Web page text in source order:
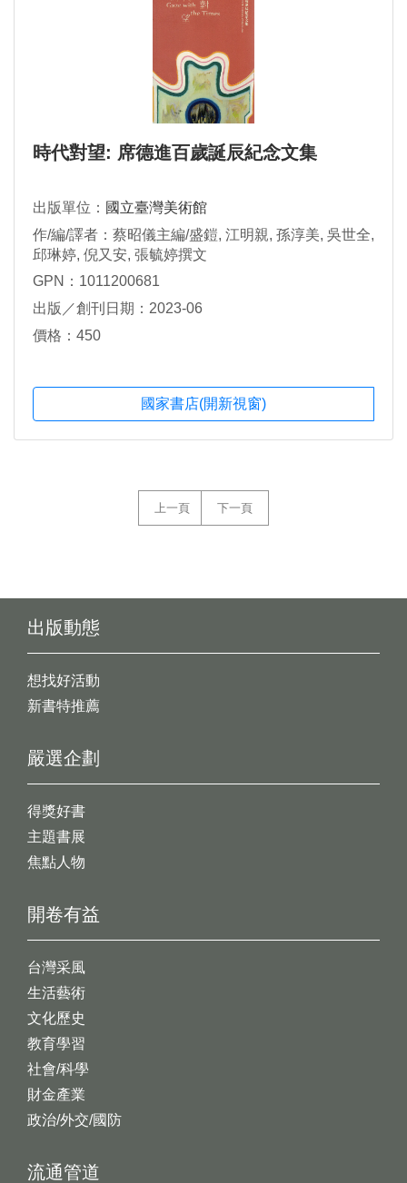
時代對望: 席德進百歲誕辰紀念文集
出版單位： 國立臺灣美術館
作/編/譯者：蔡昭儀主編/盛鎧, 江明親, 孫淳美, 吳世全,
邱琳婷, 倪又安, 張毓婷撰文
GPN：1011200681
出版／創刊日期：2023-06
價格：450
國家書店(開新視窗)
上一頁 下一頁
出版動態
想找好活動
新書特推薦
開卷有益
台灣采風
生活藝術
文化歷史
教育學習
社會/科學
財金產業
政治/外交/國防
嚴選企劃
得獎好書
主題書展
焦點人物
流通管道